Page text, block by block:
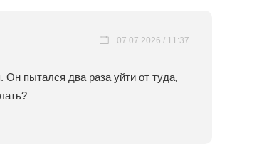
07.07.2026 / 11:37
пытался два раза уйти от туда,